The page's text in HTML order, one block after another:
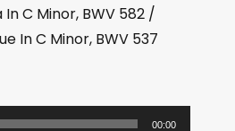
C Minor, BWV 582 /
In C Minor, BWV 537
00:00